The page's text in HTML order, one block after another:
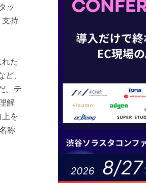
ッ
支持
た
、
。テ
解
を
称